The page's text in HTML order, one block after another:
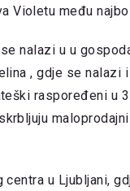
Violetu među
nalazi u u
, gdje se nalazi
raspoređeni u 3
u Ljubljani,